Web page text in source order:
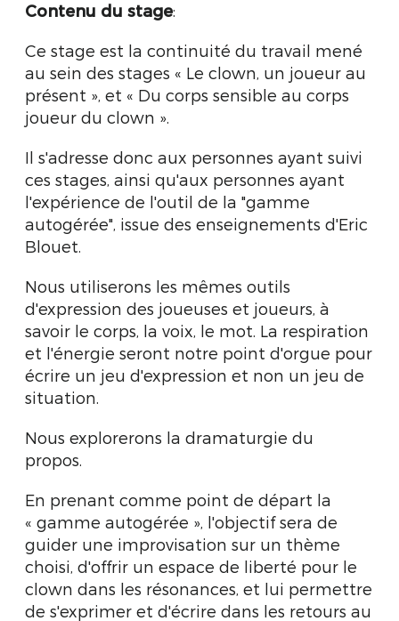
Contenu du stage:
Ce stage est la continuité du travail mené
au sein des stages « Le clown, un joueur au
présent », et « Du corps sensible au corps
joueur du clown ».
Il s'adresse donc aux personnes ayant suivi
ces stages, ainsi qu'aux personnes ayant
l'expérience de l'outil de la "gamme
autogérée", issue des enseignements d'Eric
Blouet.
Nous utiliserons les mêmes outils
d'expression des joueuses et joueurs, à
savoir le corps, la voix, le mot. La respiration
et l'énergie seront notre point d'orgue pour
écrire un jeu d'expression et non un jeu de
situation.
Nous explorerons la dramaturgie du
propos.
En prenant comme point de départ la
« gamme autogérée », l'objectif sera de
guider une improvisation sur un thème
choisi, d'offrir un espace de liberté pour le
clown dans les résonances, et lui permettre
de s'exprimer et d'écrire dans les retours au